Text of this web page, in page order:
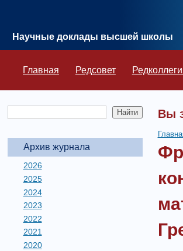
Научные доклады высшей школы
Главная Редсовет
Архив журнала
2026
2025
2024
2023
2022
2021
2020
Вы